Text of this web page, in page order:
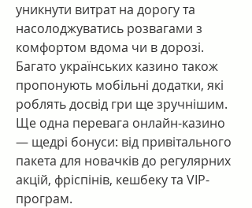
уникнути витрат на дорогу та
насолоджуватись розвагами з
комфортом вдома чи в дорозі.
Багато українських казино також
пропонують мобільні додатки, які
роблять досвід гри ще зручнішим.
Ще одна перевага онлайн-казино
— щедрі бонуси: від привітального
пакета для новачків до регулярних
акцій, фріспінів, кешбеку та VIP-
програм.